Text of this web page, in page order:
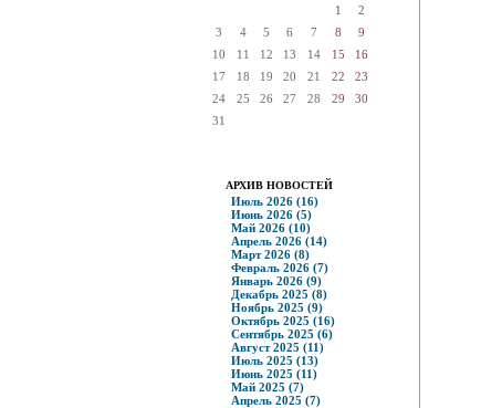
1
2
3
4 5 6 7 8
9
10
11 12 13 14 15
16
17
18 19 20 21 22
23
24
25 26 27 28 29
30
31
АРХИВ НОВОСТЕЙ
Июль 2026 (16)
Июнь 2026 (5)
Май 2026 (10)
Апрель 2026 (14)
Март 2026 (8)
Февраль 2026 (7)
Январь 2026 (9)
Декабрь 2025 (8)
Ноябрь 2025 (9)
Октябрь 2025 (16)
Сентябрь 2025 (6)
Август 2025 (11)
Июль 2025 (13)
Июнь 2025 (11)
Май 2025 (7)
Апрель 2025 (7)